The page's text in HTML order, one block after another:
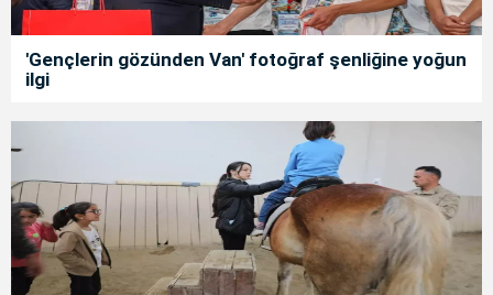
'Gençlerin gözünden Van' fotoğraf şenliğine yoğun
ilgi